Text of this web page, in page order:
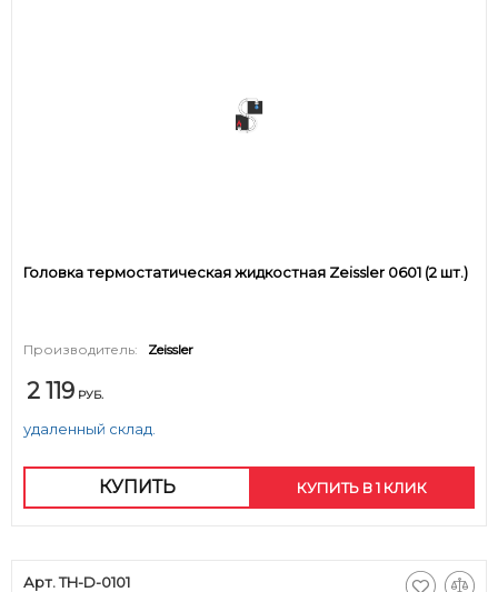
Головка термостатическая жидкостная Zeissler 0601 (2 шт.)
Производитель: Zeissler
2 119 РУБ.
удаленный склад.
КУПИТЬ КУПИТЬ В 1 КЛИК
Арт. TH-D-0101